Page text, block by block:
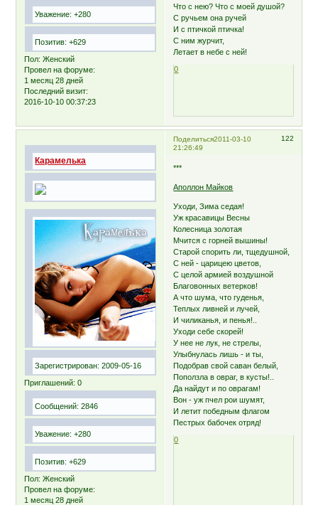
Уважение: +280
Позитив: +629
Пол: Женский
Провел на форуме:
1 месяц 28 дней
Последний визит:
2016-10-10 00:37:23
Что с нею? Что с моей душой?
С ручьем она ручей
И с птичкой птичка!
С ним журчит,
Летает в небе с ней!
0
Поделиться 122
2011-03-10
21:26:49
Карамелька
Зарегистрирован: 2009-05-16
Приглашений: 0
Сообщений: 2846
Уважение: +280
Позитив: +629
Пол: Женский
Провел на форуме:
1 месяц 28 дней
***
Аполлон Майков
Уходи, Зима седая!
Уж красавицы Весны
Колесница золотая
Мчится с горней вышины!
Старой спорить ли, тщедушной,
С ней - царицею цветов,
С целой армией воздушной
Благовонных ветерков!
А что шума, что гуденья,
Теплых ливней и лучей,
И чиликанья, и пенья!..
Уходи себе скорей!
У нее не лук, не стрелы,
Улыбнулась лишь - и ты,
Подобрав свой саван белый,
Поползла в овраг, в кусты!..
Да найдут и по оврагам!
Вон - уж пчел рои шумят,
И летит победным флагом
Пестрых бабочек отряд!
0